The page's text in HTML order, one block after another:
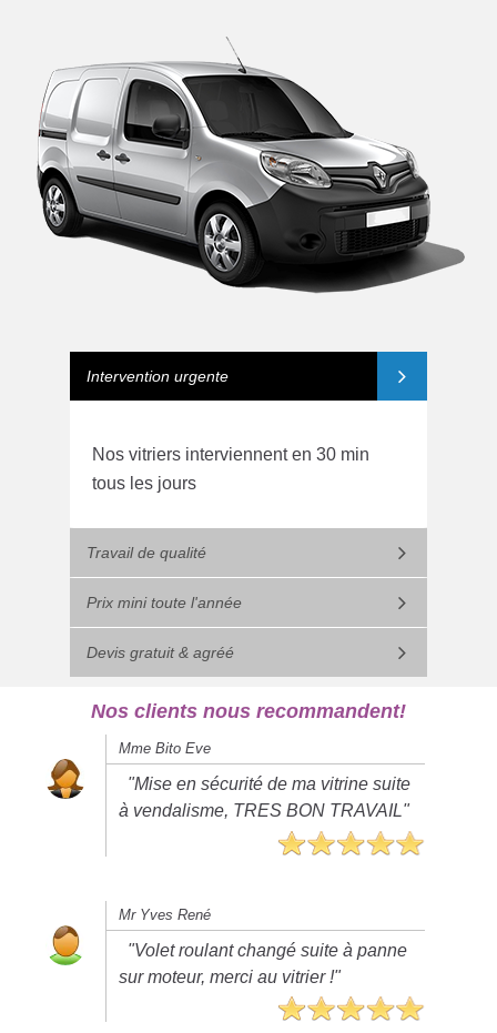
Intervention urgente
Nos vitriers interviennent en 30 min
tous les jours
Travail de qualité
Prix mini toute l'année
Devis gratuit & agréé
Nos clients nous recommandent!
Mme Bito Eve
"Mise en sécurité de ma vitrine suite
à vendalisme, TRES BON TRAVAIL"
Mr Yves René
"Volet roulant changé suite à panne
sur moteur, merci au vitrier !"